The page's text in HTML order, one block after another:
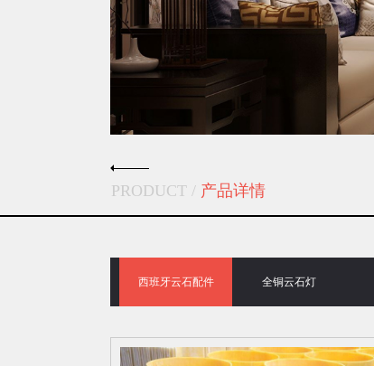
PRODUCT / 产品详情
西班牙云石配件 全铜云石灯